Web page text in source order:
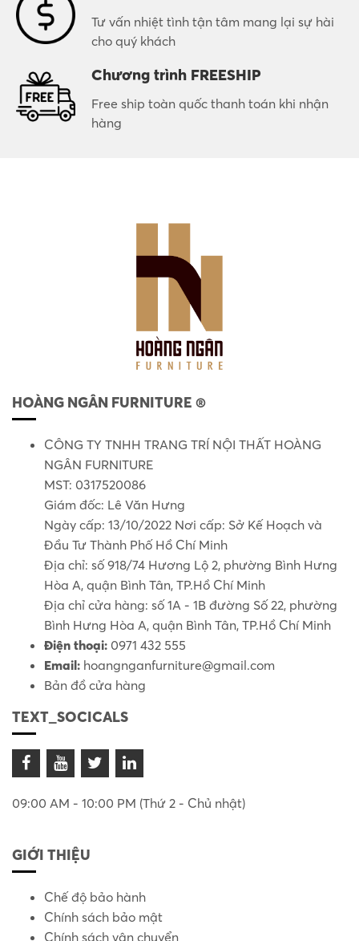
Tư vấn nhiệt tình tận tâm mang lại sự hài
cho quý khách
Chương trình FREESHIP
Free ship toàn quốc thanh toán khi nhận
hàng
HOÀNG NGÂN FURNITURE ®
CÔNG TY TNHH TRANG TRÍ NỘI THẤT HOÀNG
NGÂN FURNITURE
MST: 0317520086
Giám đốc: Lê Văn Hưng
Ngày cấp: 13/10/2022 Nơi cấp: Sở Kế Hoạch và
Đầu Tư Thành Phố Hồ Chí Minh
Địa chỉ: số 918/74 Hương Lộ 2, phường Bình Hưng
Hòa A, quận Bình Tân, TP.Hồ Chí Minh
Địa chỉ cửa hàng: số 1A - 1B đường Số 22, phường
Bình Hưng Hòa A, quận Bình Tân, TP.Hồ Chí Minh
Điện thoại: 0971 432 555
Email: hoangnganfurniture@gmail.com
Bản đồ cửa hàng
TEXT_SOCICALS
09:00 AM - 10:00 PM (Thứ 2 - Chủ nhật)
GIỚI THIỆU
Chế độ bảo hành
Chính sách bảo mật
Chính sách vận chuyển